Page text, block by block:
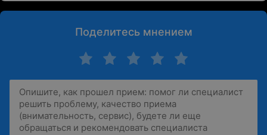
Поделитесь мнением